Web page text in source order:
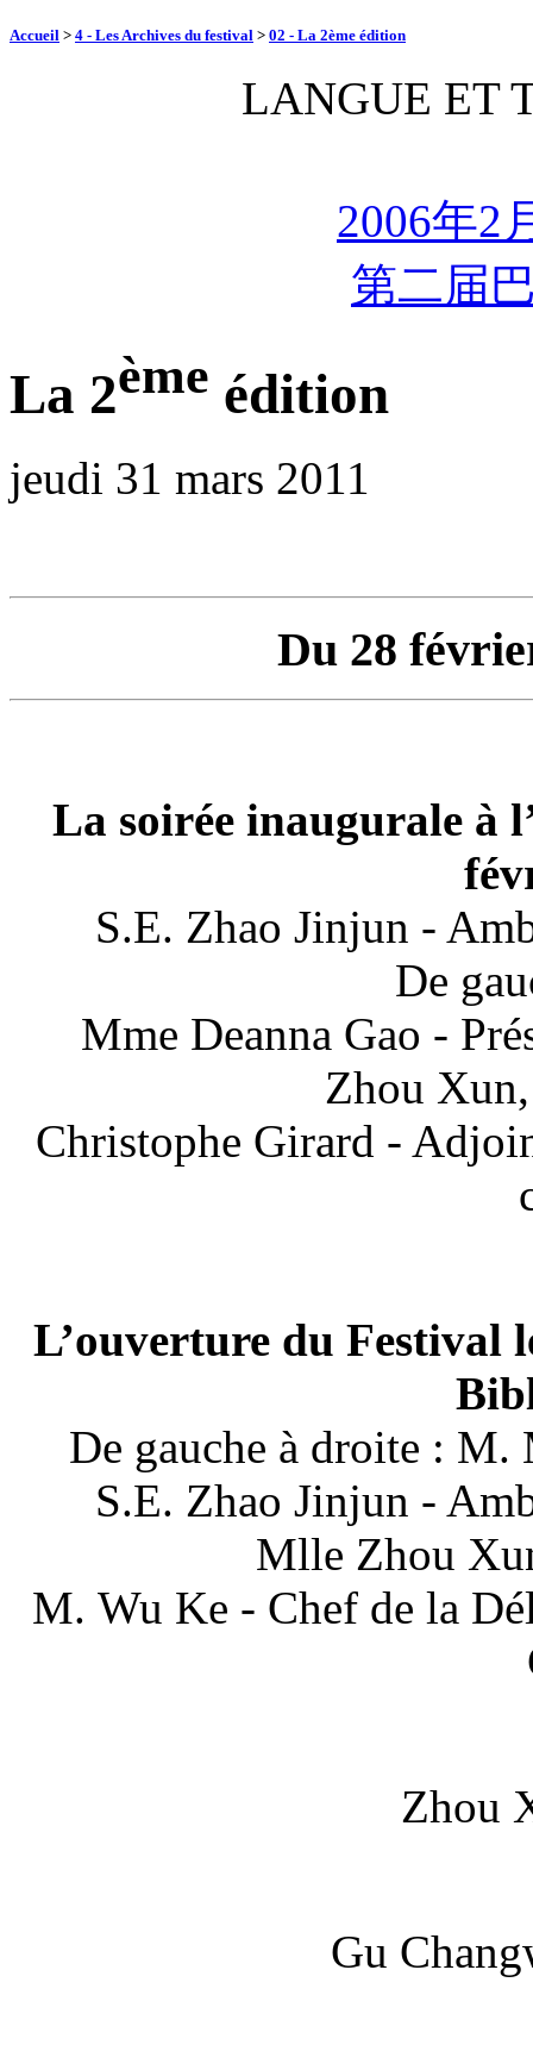
Accueil > 4 - Les Archives du festival > 02 - La 2ème édition
LANGUE ET
2006年2
第二届
La 2ème édition
jeudi 31 mars 2011
Du 28
La soirée inaugurale à
S.E. Zhao Jinjun -
De
Mme Deanna Gao -
Zhou
Christophe Girard -
L’ouverture du Festival
De gauche à droite :
S.E. Zhao Jinjun -
Mlle Zhou
M. Wu Ke - Chef de la
Zhou
Gu